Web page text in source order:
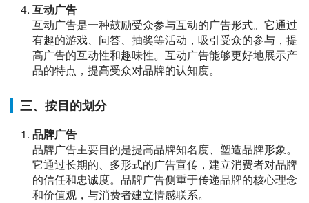
互动广告
互动广告是一种鼓励受众参与互动的广告形式。它通过
有趣的游戏、问答、抽奖等活动，吸引受众的参与，提
高广告的互动性和趣味性。互动广告能够更好地展示产
品的特点，提高受众对品牌的认知度。
三、按目的划分
品牌广告
品牌广告主要目的是提高品牌知名度、塑造品牌形象。
它通过长期的、多形式的广告宣传，建立消费者对品牌
的信任和忠诚度。品牌广告侧重于传递品牌的核心理念
和价值观，与消费者建立情感联系。